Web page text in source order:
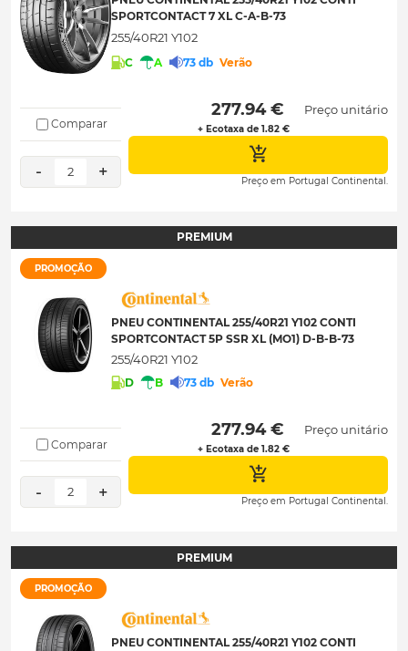
SPORTCONTACT 7 XL C-A-B-73
255/40R21 Y102
C A 73 db Verão
Comparar
- 2 +
277.94 €
+ Ecotaxa de 1.82 €
Preço unitário
Preço em Portugal Continental.
PREMIUM
PROMOÇÃO
PNEU CONTINENTAL 255/40R21 Y102 CONTI
SPORTCONTACT 5P SSR XL (MO1) D-B-B-73
255/40R21 Y102
D B 73 db Verão
Comparar
- 2 +
277.94 €
+ Ecotaxa de 1.82 €
Preço unitário
Preço em Portugal Continental.
PREMIUM
PROMOÇÃO
PNEU CONTINENTAL 255/40R21 Y102 CONTI